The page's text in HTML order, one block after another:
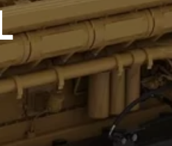
y vehículos recreativos
fluidos SOS